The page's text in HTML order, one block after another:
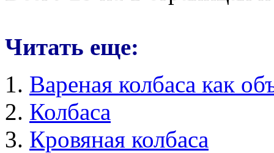
Читать еще:
Вареная колбаса как
Колбаса
Кровяная колбаса